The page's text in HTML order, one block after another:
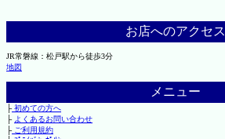
お店へのアクセス
JR常磐線：松戸駅から徒歩3分
地図
メニュー
├初めての方へ
├ よくあるお問い合わせ
├ご利用規約